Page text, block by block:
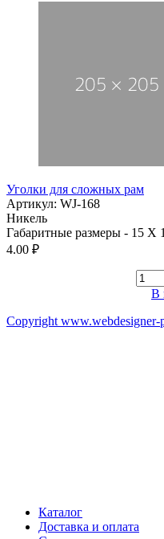
Уголки для сложных рам
Артикул: WJ-168
Никель
Габаритные размеры - 15 Х
4.00 ₽
В
Copyright www.webdesigner-
Каталог
Доставка и оплата